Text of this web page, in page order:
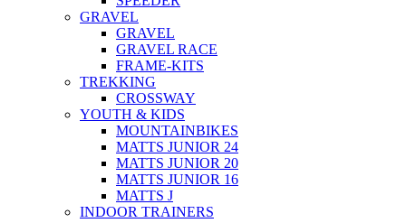
GRAVEL
GRAVEL
GRAVEL RACE
FRAME-KITS
TREKKING
CROSSWAY
YOUTH & KIDS
MOUNTAINBIKES
MATTS JUNIOR 24
MATTS JUNIOR 20
MATTS JUNIOR 16
MATTS J
INDOOR TRAINERS